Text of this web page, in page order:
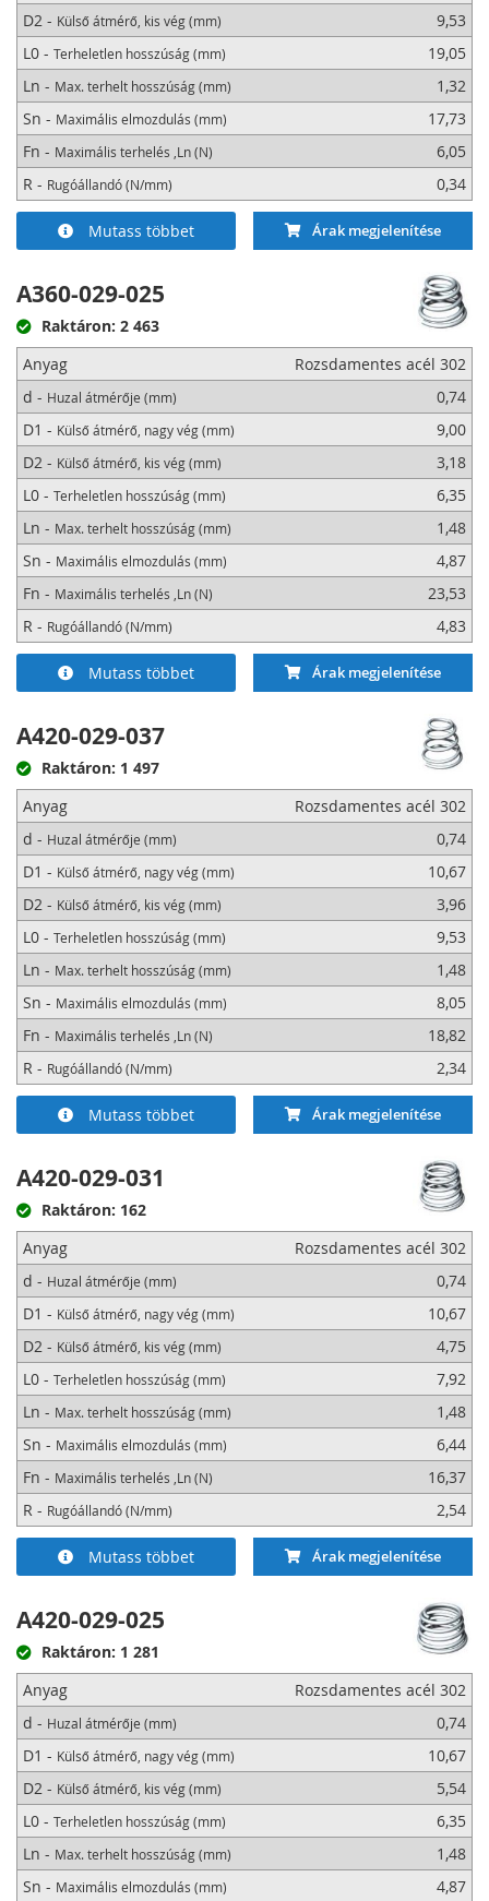
D2 - Külső átmérő, kis vég (mm)
9,53
L0 - Terheletlen hosszúság (mm)
19,05
Ln - Max. terhelt hosszúság (mm)
1,32
Sn - Maximális elmozdulás (mm)
17,73
Fn - Maximális terhelés ,Ln (N)
6,05
R - Rugóállandó (N/mm) 0,34
Mutass többet Árak megjelenítése
A360-029-025
Raktáron: 2 463
Anyag
Rozsdamentes acél 302
d - Huzal átmérője (mm)
0,74
D1 - Külső átmérő, nagy vég (mm)
9,00
D2 - Külső átmérő, kis vég (mm)
3,18
L0 - Terheletlen hosszúság (mm)
6,35
Ln - Max. terhelt hosszúság (mm)
1,48
Sn - Maximális elmozdulás (mm)
4,87
Fn - Maximális terhelés ,Ln (N)
23,53
R - Rugóállandó (N/mm) 4,83
Mutass többet Árak megjelenítése
A420-029-037
Raktáron: 1 497
Anyag
Rozsdamentes acél 302
d - Huzal átmérője (mm)
0,74
D1 - Külső átmérő, nagy vég (mm)
10,67
D2 - Külső átmérő, kis vég (mm)
3,96
L0 - Terheletlen hosszúság (mm)
9,53
Ln - Max. terhelt hosszúság (mm)
1,48
Sn - Maximális elmozdulás (mm)
8,05
Fn - Maximális terhelés ,Ln (N)
18,82
R - Rugóállandó (N/mm) 2,34
Mutass többet Árak megjelenítése
A420-029-031
Raktáron: 162
Anyag
Rozsdamentes acél 302
d - Huzal átmérője (mm)
0,74
D1 - Külső átmérő, nagy vég (mm)
10,67
D2 - Külső átmérő, kis vég (mm)
4,75
L0 - Terheletlen hosszúság (mm)
7,92
Ln - Max. terhelt hosszúság (mm)
1,48
Sn - Maximális elmozdulás (mm)
6,44
Fn - Maximális terhelés ,Ln (N)
16,37
R - Rugóállandó (N/mm) 2,54
Mutass többet Árak megjelenítése
A420-029-025
Raktáron: 1 281
Anyag
Rozsdamentes acél 302
d - Huzal átmérője (mm)
0,74
D1 - Külső átmérő, nagy vég (mm)
10,67
D2 - Külső átmérő, kis vég (mm)
5,54
L0 - Terheletlen hosszúság (mm)
6,35
Ln - Max. terhelt hosszúság (mm)
1,48
Sn - Maximális elmozdulás (mm) 4,87